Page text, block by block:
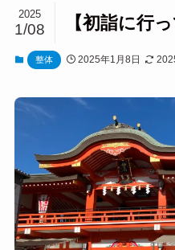
【初詣に行
2025
1/08
整体 2025年1月8日